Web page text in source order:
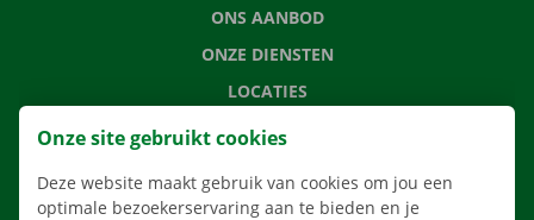
ONS AANBOD
ONZE DIENSTEN
LOCATIES
APP
Onze site gebruikt cookies
Deze website maakt gebruik van cookies om jou een
optimale bezoekerservaring aan te bieden en je